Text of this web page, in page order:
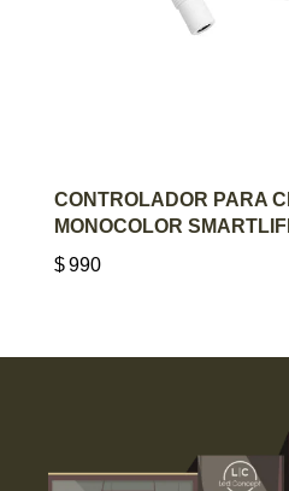
AGREGAR
CONTROLADOR PARA
MONOCOLOR
$990